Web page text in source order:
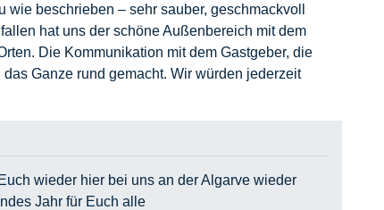
beschrieben – sehr sauber, geschmackvoll
hat uns der schöne Außenbereich mit dem
Die Kommunikation mit dem Gastgeber, die
Ganze rund gemacht. Wir würden jederzeit
wieder hier bei uns an der Algarve wieder
Jahr für Euch alle